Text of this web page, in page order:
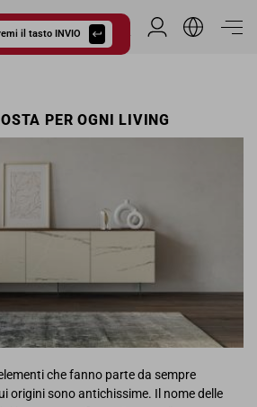
il tasto INVIO Area Riservata
PER OGNI LIVING
che fanno parte da sempre
origini sono antichissime. Il nome delle